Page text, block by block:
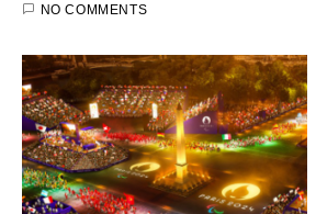
NO COMMENTS